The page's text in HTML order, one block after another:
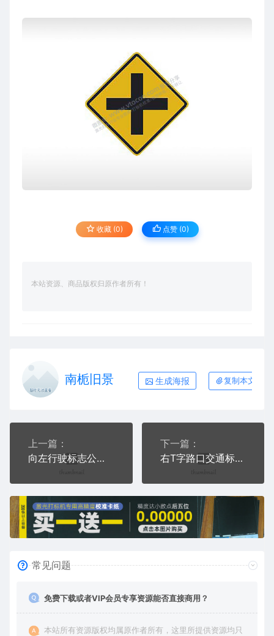
收藏 (0) 点赞 (0)
本站资源、商品版权归原作者所有！
南栀旧景 生成海报 复制本文链接
上一篇：
向左行驶标志公共标志交通标志AI8.0格式激光打标文件通用矢量图
下一篇：
右T字路口交通标志公共标志AI8.0格式激光打标文件通用矢量图
常见问题
免费下载或者VIP会员专享资源能否直接商用？
本站所有资源版权均属原作者所有，这里所提供资源均只